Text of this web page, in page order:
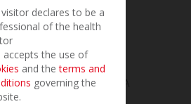
mm125 1x2 CURVA
declares to be a
of the health
accepts the use of
and theterms and
governing the